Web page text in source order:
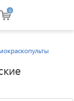
0